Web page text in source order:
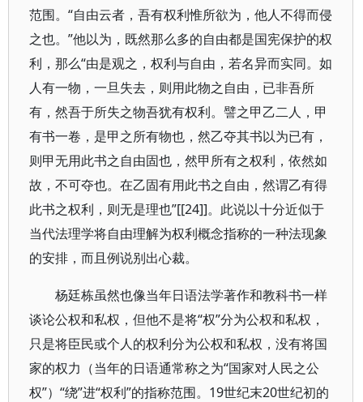
范围。“自由云者，吾有权利惟所欲为，他人不得而侵
之也。”他以为，既然那么多的自由都是国宪保护的权
利，那么“由是观之，权利与自由，若名异而实同。如
人有一物，一旦失去，则用此物之自由，已非吾所
有，然吾于所失之物吾犹有权利。譬之甲乙二人，甲
有书一卷，是甲之所有物也，然乙夺其书以为已有，
则甲无用此书之自由固也，然甲所有之权利，依然如
故，不可夺也。在乙固有用此书之自由，然谓乙有得
此书之权利，则无是理也”[[24]]。此说以十分近似于
当代法理学将自由理解为权利概念指称的一种法现象
的安排，而且例说别出心裁。
杨廷栋虽然也像当年日语法学著作和教科书一样
谈论公权和私权，但他不是将“权”分为公权和私权，
只是将臣民或个人的权利分为公权和私权，没有将国
家的权力（当年的日语通常称之为“国家对人民之公
权”）“绕”进“权利”的指称范围。19世纪末20世纪初的